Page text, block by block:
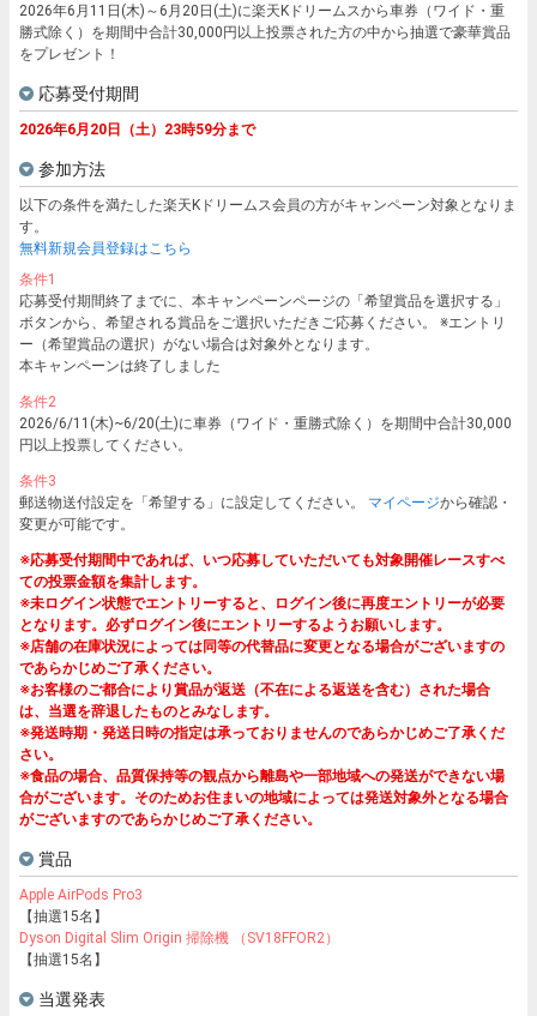
2026年6月11日(木)～6月20日(土)に楽天Kドリームスから車券（ワイド・重
勝式除く）を期間中合計30,000円以上投票された方の中から抽選で豪華賞品
をプレゼント！
応募受付期間
2026年6月20日（土）23時59分まで
参加方法
以下の条件を満たした楽天Kドリームス会員の方がキャンペーン対象となりま
す。
無料新規会員登録はこちら
条件1
応募受付期間終了までに、本キャンペーンページの「希望賞品を選択する」
ボタンから、希望される賞品をご選択いただきご応募ください。 ※エントリ
ー（希望賞品の選択）がない場合は対象外となります。
本キャンペーンは終了しました
条件2
2026/6/11(木)~6/20(土)に車券（ワイド・重勝式除く）を期間中合計30,000
円以上投票してください。
条件3
郵送物送付設定を「希望する」に設定してください。 マイページから確認・
変更が可能です。
※応募受付期間中であれば、いつ応募していただいても対象開催レースすべ
ての投票金額を集計します。
※未ログイン状態でエントリーすると、ログイン後に再度エントリーが必要
となります。必ずログイン後にエントリーするようお願いします。
※店舗の在庫状況によっては同等の代替品に変更となる場合がございますの
であらかじめご了承ください。
※お客様のご都合により賞品が返送（不在による返送を含む）された場合
は、当選を辞退したものとみなします。
※発送時期・発送日時の指定は承っておりませんのであらかじめご了承くだ
さい。
※食品の場合、品質保持等の観点から離島や一部地域への発送ができない場
合がございます。そのためお住まいの地域によっては発送対象外となる場合
がございますのであらかじめご了承ください。
賞品
Apple AirPods Pro3
【抽選15名】
Dyson Digital Slim Origin 掃除機 （SV18FFOR2）
【抽選15名】
当選発表